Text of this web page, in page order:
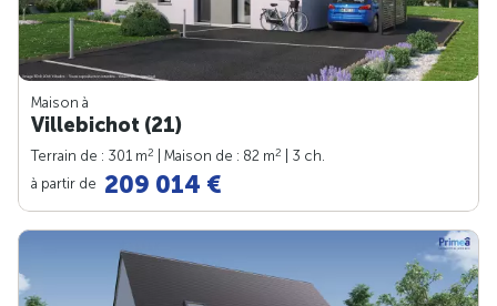
Maison à
Villebichot (21)
Terrain de : 301 m2 | Maison de : 82 m2
| 3 ch.
à partir de 209 014 €